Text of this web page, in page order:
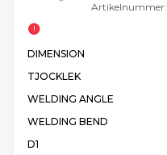
Artikelnummer:
DIMENSION
TJOCKLEK
WELDING ANGLE
WELDING BEND
D1